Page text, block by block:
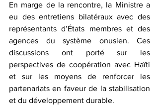
En marge de la rencontre, la Ministre a
eu des entretiens bilatéraux avec des
représentants d’États membres et des
agences du système onusien. Ces
discussions ont porté sur les
perspectives de coopération avec Haïti
et sur les moyens de renforcer les
partenariats en faveur de la stabilisation
et du développement durable.